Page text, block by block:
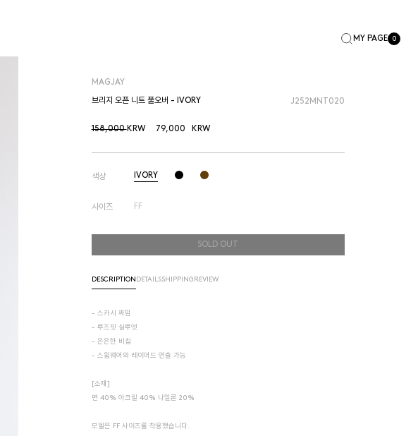
MY PAGE 0
MAGJAY
브리지 오픈 니트 풀오버 - IVORY J252MNT020
158,000KRW 79,000 KRW
색상 IVORY
사이즈 FF
SOLD OUT
DESCRIPTION DETAILSSHIPPING REVIEW
- 스카시 짜임
- 루즈핏 실루엣
- 은은한 비침
- 스윔웨어와 레이어드 연출 가능
[소재]
면 40% 아크릴 40% 나일론 20%
모델은 FF 사이즈를 착용했습니다.